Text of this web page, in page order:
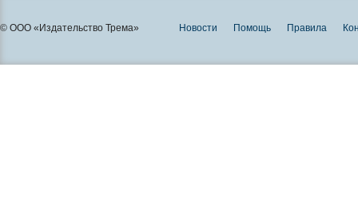
© ООО «Издательство Трема» Новости Помощь Правила